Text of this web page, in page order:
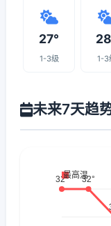
27°
1-3级 1-3
未来7天趋